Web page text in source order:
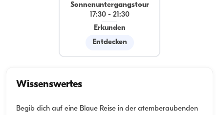
Sonnenuntergangstour
17:30- 21:30
Erkunden
Entdecken
Wissenswertes
Begib dich auf eine Blaue Reise in der atemberaubenden